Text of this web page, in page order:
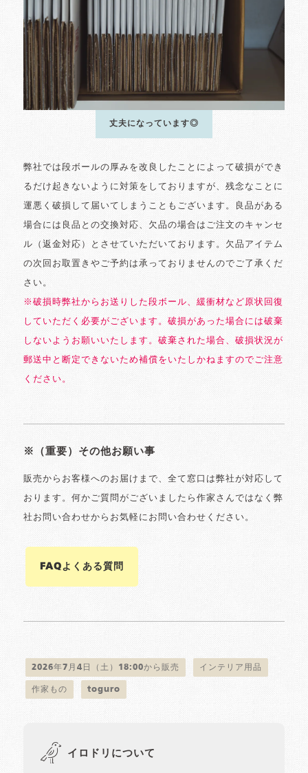
丈夫になっています◎
弊社では段ボールの厚みを改良したことによって破損ができ
るだけ起きないように対策をしておりますが、残念なことに
運悪く破損して届いてしまうこともございます。良品がある
場合には良品との交換対応、欠品の場合はご注文のキャンセ
ル（返金対応）とさせていただいております。欠品アイテム
の次回お取置きやご予約は承っておりませんのでご了承くだ
さい。
※破損時弊社からお送りした段ボール、緩衝材など原状回復
していただく必要がございます。破損があった場合には破棄
しないようお願いいたします。破棄された場合、破損状況が
郵送中と断定できないため補償をいたしかねますのでご注意
ください。
※（重要）その他お願い事
販売からお客様へのお届けまで、全て窓口は弊社が対応して
おります。何かご質問がございましたら作家さんではなく弊
社お問い合わせからお気軽にお問い合わせください。
FAQよくある質問
2026年7月4日（土）18:00から販売 インテリア用品
作家もの toguro
イロドリについて